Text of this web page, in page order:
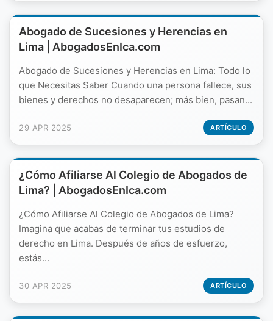
Abogado de Sucesiones y Herencias en
Lima | AbogadosEnIca.com
Abogado de Sucesiones y Herencias en Lima: Todo lo
que Necesitas Saber Cuando una persona fallece, sus
bienes y derechos no desaparecen; más bien, pasan...
29 APR 2025 ARTÍCULO
¿Cómo Afiliarse Al Colegio de Abogados de
Lima? | AbogadosEnIca.com
¿Cómo Afiliarse Al Colegio de Abogados de Lima?
Imagina que acabas de terminar tus estudios de
derecho en Lima. Después de años de esfuerzo,
estás...
30 APR 2025 ARTÍCULO